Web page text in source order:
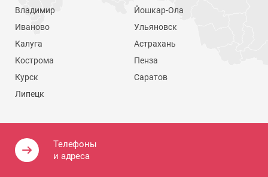
Телефоны
и адреса
Владимир
Иваново
Калуга
Кострома
Курск
Липецк
Йошкар-Ола
Ульяновск
Астрахань
Пенза
Саратов